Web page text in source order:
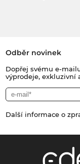
Odběr novinek
Dopřej svému e-
výprodeje, exkluzivní
Další informace o